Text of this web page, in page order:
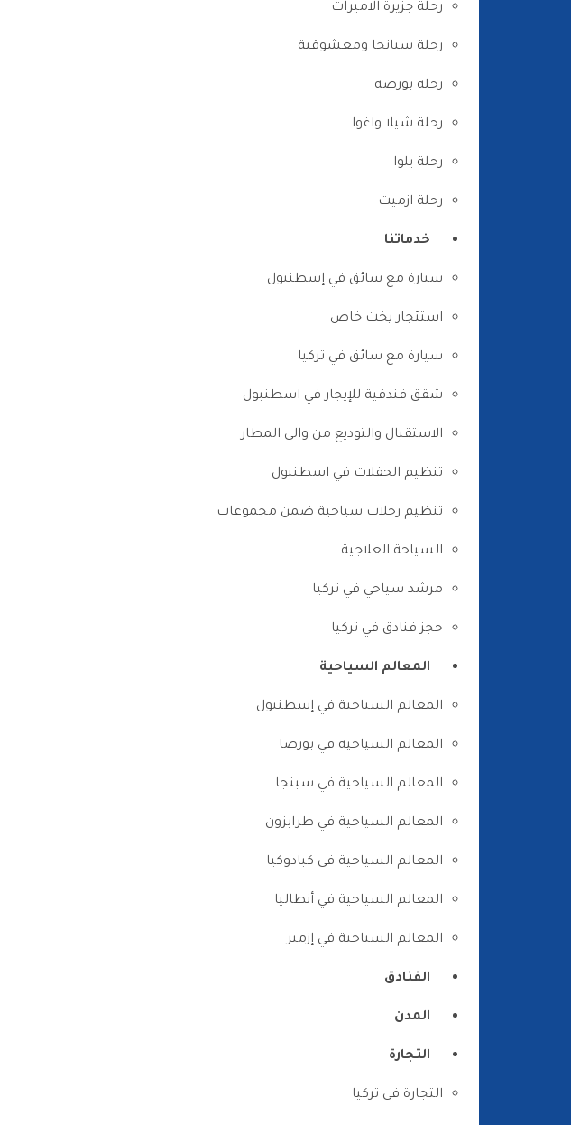
رحلة جزيرة الاميرات
رحلة سبانجا ومعشوقية
رحلة بورصة
رحلة شيلا واغوا
رحلة يلوا
رحلة ازميت
خدماتنا
سيارة مع سائق في إسطنبول
استئجار يخت خاص
سيارة مع سائق في تركيا
شقق فندقية للإيجار في اسطنبول
الاستقبال والتوديع من والى المطار
تنظيم الحفلات في اسطنبول
تنظيم رحلات سياحية ضمن مجموعات
السياحة العلاجية
مرشد سياحي في تركيا
حجز فنادق في تركيا
المعالم السياحية
المعالم السياحية في إسطنبول
المعالم السياحية في بورصا
المعالم السياحية في سبنجا
المعالم السياحية في طرابزون
المعالم السياحية في كبادوكيا
المعالم السياحية في أنطاليا
المعالم السياحية في إزمير
الفنادق
المدن
التجارة
التجارة في تركيا